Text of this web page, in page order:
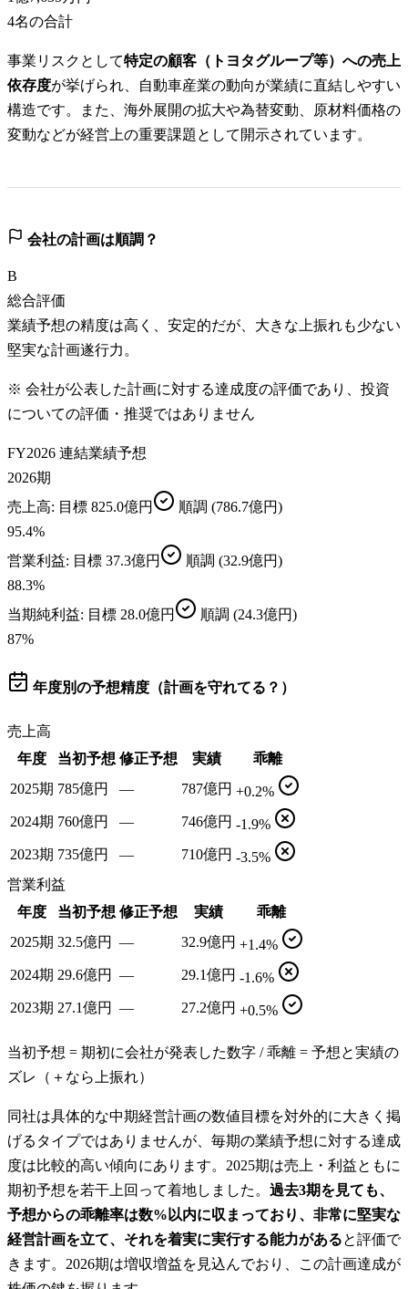
4名の合計
事業リスクとして特定の顧客（トヨタグループ等）への売上
依存度が挙げられ、自動車産業の動向が業績に直結しやすい
構造です。また、海外展開の拡大や為替変動、原材料価格の
変動などが経営上の重要課題として開示されています。
会社の計画は順調？
B
総合評価
業績予想の精度は高く、安定的だが、大きな上振れも少ない
堅実な計画遂行力。
※ 会社が公表した計画に対する達成度の評価であり、投資
についての評価・推奨ではありません
FY2026 連結業績予想
2026期
売上高: 目標 825.0億円 順調 (786.7億円)
95.4%
営業利益: 目標 37.3億円 順調 (32.9億円)
88.3%
当期純利益: 目標 28.0億円 順調 (24.3億円)
87%
年度別の予想精度（計画を守れてる？）
売上高
年度
当初予想 修正予想 実績
乖離
2025期 785億円 — 787億円 +0.2%
2024期 760億円 — 746億円 -1.9%
2023期 735億円 — 710億円 -3.5%
営業利益
年度
当初予想 修正予想 実績
乖離
2025期 32.5億円 — 32.9億円 +1.4%
2024期 29.6億円 — 29.1億円 -1.6%
2023期 27.1億円 — 27.2億円 +0.5%
当初予想 = 期初に会社が発表した数字 / 乖離 = 予想と実績の
ズレ（＋なら上振れ）
同社は具体的な中期経営計画の数値目標を対外的に大きく掲
げるタイプではありませんが、毎期の業績予想に対する達成
度は比較的高い傾向にあります。2025期は売上・利益ともに
期初予想を若干上回って着地しました。 過去3期を見ても、
予想からの乖離率は数%以内に収まっており、非常に堅実な
経営計画を立て、それを着実に実行する能力があると評価で
きます。2026期は増収増益を見込んでおり、この計画達成が